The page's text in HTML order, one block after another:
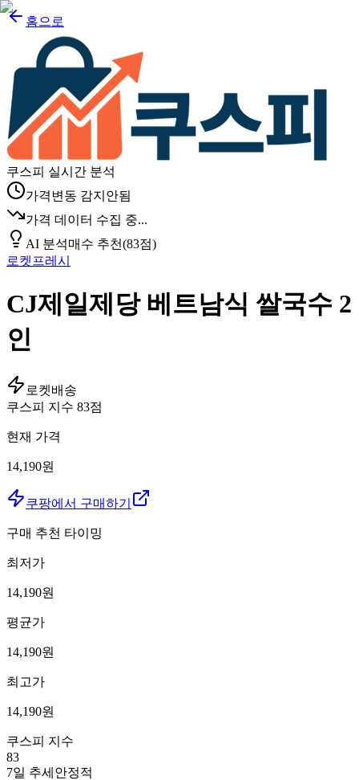
홈으로
쿠스피 실시간 분석
가격변동 감지안됨
가격 데이터 수집 중...
AI 분석매수 추천(83점)
로켓프레시
CJ제일제당 베트남식 쌀국수 2
인
로켓배송
쿠스피 지수 83점
현재 가격
14,190원
쿠팡에서 구매하기
구매 추천 타이밍
최저가
14,190원
평균가
14,190원
최고가
14,190원
쿠스피 지수
83
7일 추세 안정적